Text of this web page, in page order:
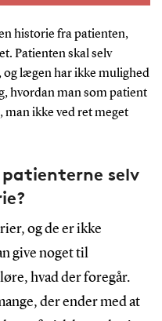
post doc. Amalie
SDU,
del.
Lunds Universitet og
Familien
nordiske
Challenges in the
der løb fra 2017 til
historie fra patienten,
Patienten skal selv
lægen har ikke mulighed
hvordan man som patient
ikke ved ret meget
selv
og de er ikke
give noget til
hvad der foregår.
der ender med at